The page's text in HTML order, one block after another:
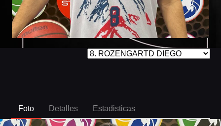
Foto Detalles Estadisticas